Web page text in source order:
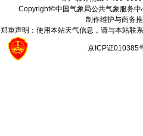
Copyright©中国气象局公共气象服务
制作维护与商务
郑重声明：使用本站天气信息，请与本站联
京ICP证010385